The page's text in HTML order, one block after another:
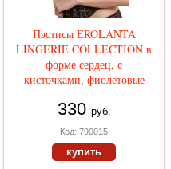
Пэстисы EROLANTA
LINGERIE COLLECTION в
форме сердец, с
кисточками, фиолетовые
330 руб.
Код: 790015
купить